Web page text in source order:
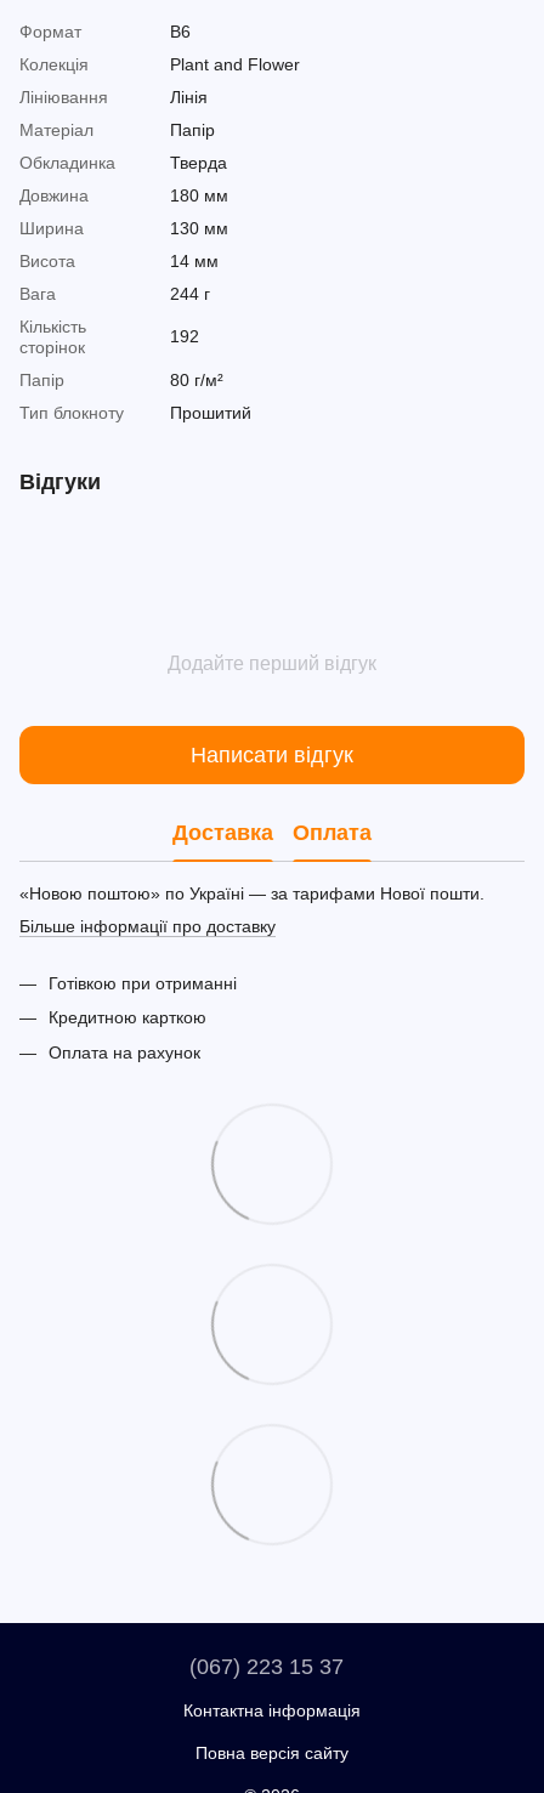
Формат
B6
Колекція
Plant and Flower
Лініювання
Лінія
Матеріал
Папір
Обкладинка
Тверда
Довжина
180 мм
Ширина
130 мм
Висота
14 мм
Вага
244 г
Кількість
сторінок
192
Папір
80 г/м²
Тип блокноту
Прошитий
Відгуки
Додайте перший відгук
Написати відгук
Доставка Оплата
«Новою поштою» по Україні — за тарифами Нової пошти.
Більше інформації про доставку
Готівкою при отриманні
Кредитною карткою
Оплата на рахунок
(067) 223 15 37
Контактна інформація
Повна версія сайту